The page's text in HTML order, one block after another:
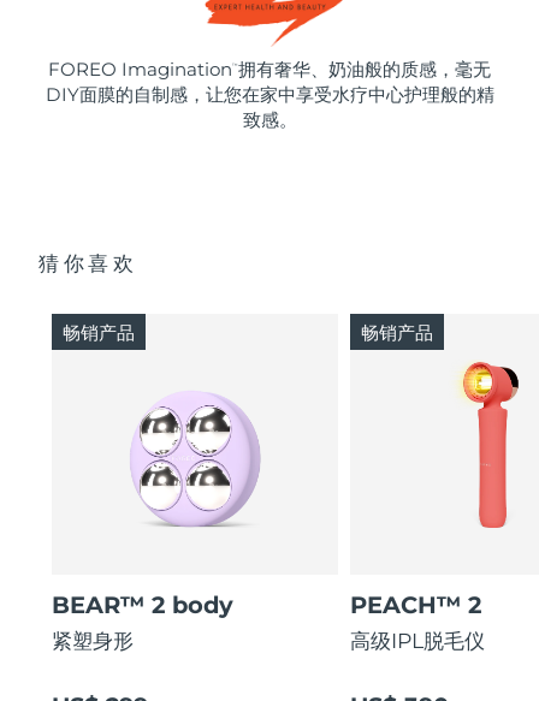
FOREO Imagination ™ 拥有奢华、奶油般的质感，毫无
DIY面膜的自制感，让您在家中享受水疗中心护理般的精
致感。
猜你喜欢
BEAR™ 2 body
紧塑身形
畅销产品
PEACH™ 2
高级IPL脱毛仪
畅销产品